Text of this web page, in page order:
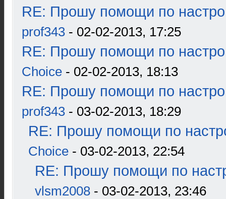
RE: Прошу помощи по
prof343 - 02-02-2013, 17:25
RE: Прошу помощи по
Choice - 02-02-2013, 18:13
RE: Прошу помощи по
prof343 - 03-02-2013, 18:29
RE: Прошу помощи по
Choice - 03-02-2013, 22:54
RE: Прошу помощи по
vlsm2008 - 03-02-2013, 23:46